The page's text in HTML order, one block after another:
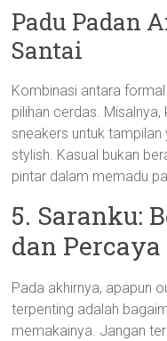
Padu Padan
Santai
Kombinasi antara
pilihan cerdas.
sneakers untuk
stylish. Kasual bukan
pintar dalam memadu
5. Saranku:
dan
Pada akhirnya, apapun
terpenting adalah
memakainya. Jangan